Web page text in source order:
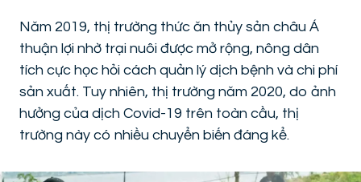
Năm 2019, thị trường thức ăn thủy sản châu Á
thuận lợi nhờ trại nuôi được mở rộng, nông dân
tích cực học hỏi cách quản lý dịch bệnh và chi phí
sản xuất. Tuy nhiên, thị trường năm 2020, do ảnh
hưởng của dịch Covid-19 trên toàn cầu, thị
trường này có nhiều chuyển biến đáng kể.